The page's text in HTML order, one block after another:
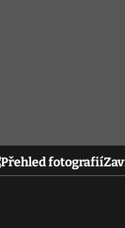
Přehled fotografií